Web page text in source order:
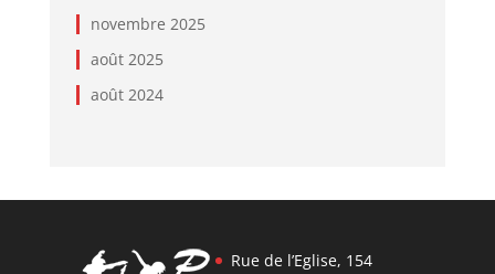
novembre 2025
août 2025
août 2024
Rue de l’Eglise, 154